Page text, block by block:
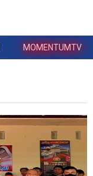
MOMENTUMTV